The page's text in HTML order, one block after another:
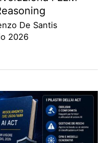
De Santis
2026